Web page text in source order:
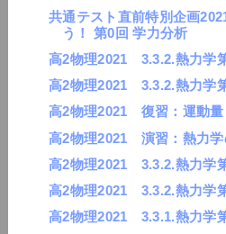
共通テスト直前特別企画
う！ 第0回 学力分析
高2物理2021 3.3.2.熱力学
高2物理2021 3.3.2.熱力学
高2物理2021 復習：運動量
高2物理2021 演習：熱力学
高2物理2021 3.3.2.熱力学
高2物理2021 3.3.2.熱力学
高2物理2021 3.3.1.熱力学